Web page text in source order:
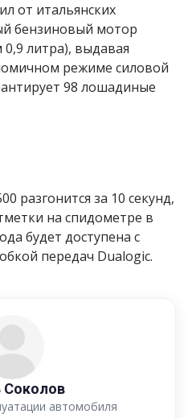
от итальянских
бензиновый мотор
литра), выдавая
режиме силовой
98 лошадиные
разгонится за 10 секунд,
на спидометре в
будет доступена с
передач Dualogic.
Соколов
автомобиля